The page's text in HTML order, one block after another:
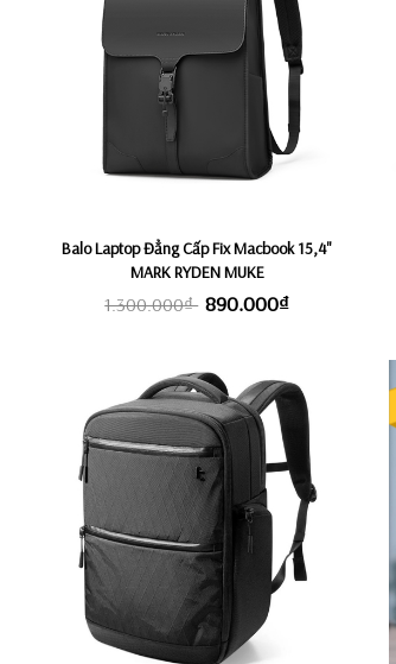
Balo Laptop Đẳng Cấp Fix Macbook 15,4"
MARK RYDEN MUKE
1.300.000₫ 890.000₫